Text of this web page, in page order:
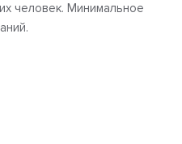
человек. Минимальное